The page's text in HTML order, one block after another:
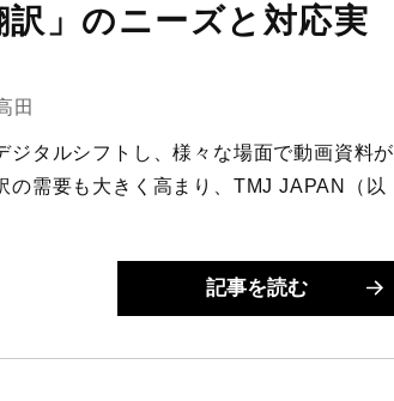
」のニーズと対応実
田
タルシフトし、様々な場面で動画資料が
需要も大きく高まり、TMJ JAPAN（以
記事を読む